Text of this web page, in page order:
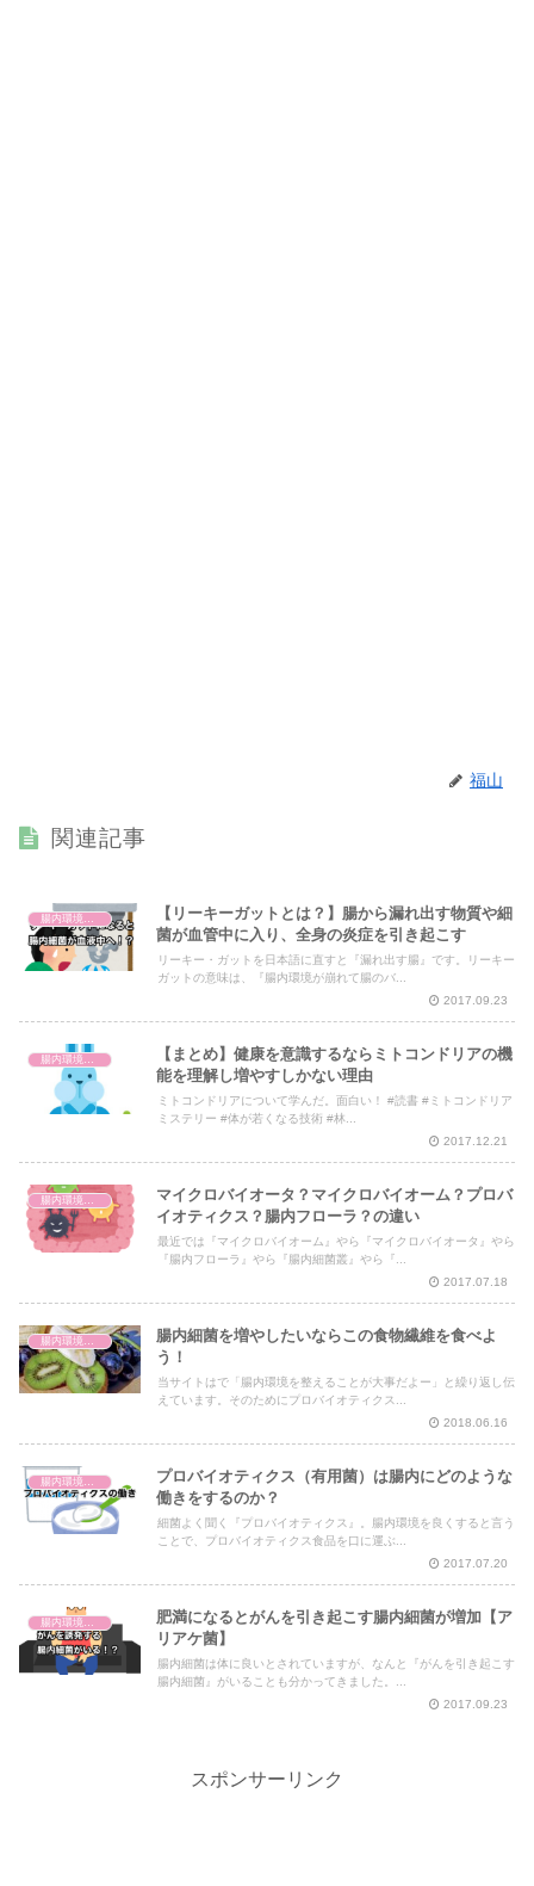
福山
関連記事
腸内環境と体の仕組み
【リーキーガットとは？】腸から漏れ出す物質や細
菌が血管中に入り、全身の炎症を引き起こす
リーキー・ガットを日本語に直すと『漏れ出す腸』です。リーキー
ガットの意味は、『腸内環境が崩れて腸のバ...
2017.09.23
腸内環境と体の仕組み
【まとめ】健康を意識するならミトコンドリアの機
能を理解し増やすしかない理由
ミトコンドリアについて学んだ。面白い！ #読書 #ミトコンドリア
ミステリー #体が若くなる技術 #林...
2017.12.21
マイクロバイオータ？マイクロバイオーム？プロバ
イオティクス？腸内フローラ？の違い
最近では『マイクロバイオーム』やら『マイクロバイオータ』やら
『腸内フローラ』やら『腸内細菌叢』やら『...
2017.07.18
腸内細菌を増やしたいならこの食物繊維を食べよ
う！
当サイトはで「腸内環境を整えることが大事だよー」と繰り返し伝
えています。そのためにプロバイオティクス...
2018.06.16
プロバイオティクス（有用菌）は腸内にどのような
働きをするのか？
細菌よく聞く『プロバイオティクス』。腸内環境を良くすると言う
ことで、プロバイオティクス食品を口に運ぶ...
2017.07.20
肥満になるとがんを引き起こす腸内細菌が増加【ア
リアケ菌】
腸内細菌は体に良いとされていますが、なんと『がんを引き起こす
腸内細菌』がいることも分かってきました。...
2017.09.23
スポンサーリンク